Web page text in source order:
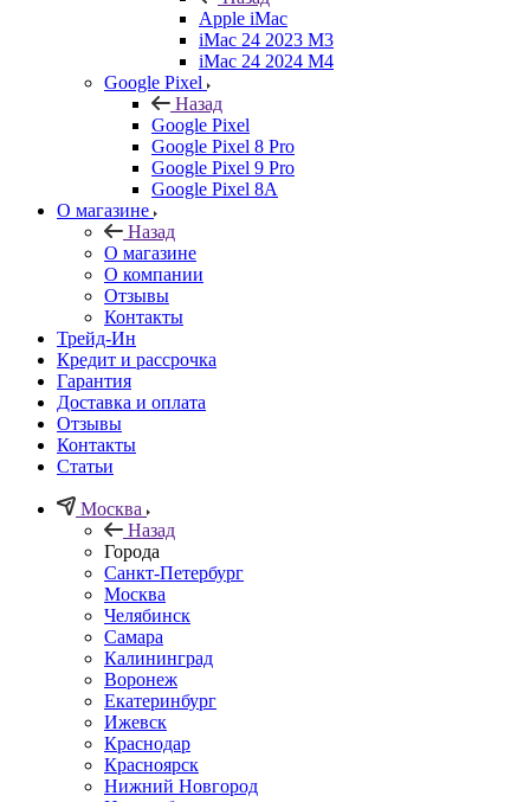
Apple iMac
iMac 24 2023 M3
iMac 24 2024 M4
Google Pixel
Назад
Google Pixel
Google Pixel 8 Pro
Google Pixel 9 Pro
Google Pixel 8A
О магазине
Назад
О магазине
О компании
Отзывы
Контакты
Трейд-Ин
Кредит и рассрочка
Гарантия
Доставка и оплата
Отзывы
Контакты
Статьи
Москва
Назад
Города
Санкт-Петербург
Москва
Челябинск
Самара
Калининград
Воронеж
Екатеринбург
Ижевск
Краснодар
Красноярск
Нижний Новгород